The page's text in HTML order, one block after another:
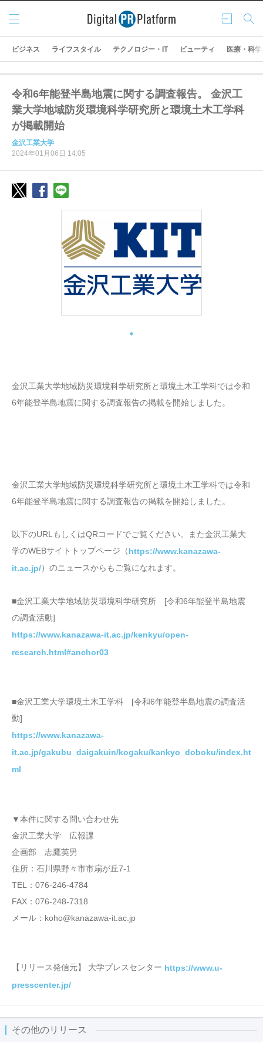
ログ
イン
検索
メニ
ュー
ビジネス ライフスタイル テクノロジー・IT ビューティ 医療・科学
令和6年能登半島地震に関する調査報告。 金沢工
業大学地域防災環境科学研究所と環境土木工学科
が掲載開始
金沢工業大学
2024年01月06日 14:05
金沢工業大学地域防災環境科学研究所と環境土木工学科では令和
6年能登半島地震に関する調査報告の掲載を開始しました。
金沢工業大学地域防災環境科学研究所と環境土木工学科では令和
6年能登半島地震に関する調査報告の掲載を開始しました。
以下のURLもしくはQRコードでご覧ください。また金沢工業大
学のWEBサイトトップページ（https://www.kanazawa-
it.ac.jp/）のニュースからもご覧になれます。
■金沢工業大学地域防災環境科学研究所 [令和6年能登半島地震
の調査活動]
https://www.kanazawa-it.ac.jp/kenkyu/open-
research.html#anchor03
■金沢工業大学環境土木工学科 [令和6年能登半島地震の調査活
動]
https://www.kanazawa-
it.ac.jp/gakubu_daigakuin/kogaku/kankyo_doboku/index.ht
ml
▼本件に関する問い合わせ先
金沢工業大学 広報課
企画部 志鷹英男
住所：石川県野々市市扇が丘7-1
TEL：076-246-4784
FAX：076-248-7318
メール：koho@kanazawa-it.ac.jp
【リリース発信元】 大学プレスセンター https://www.u-
presscenter.jp/
その他のリリース